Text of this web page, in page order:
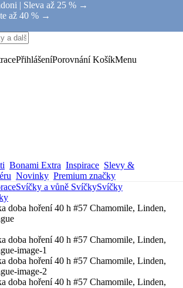
| Sleva až 25 % →
až 40 % →
PřihlášeníPorovnání KošíkMenu
Bonami Extra Inspirace Slevy &
Novinky Premium značky
Svíčky a vůně SvíčkySvíčky